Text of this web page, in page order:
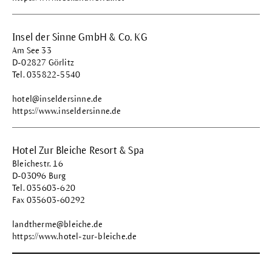
Insel der Sinne GmbH & Co. KG
Am See 33
D-02827 Görlitz
Tel. 035822-5540
hotel@inseldersinne.de
https://www.inseldersinne.de
Hotel Zur Bleiche Resort & Spa
Bleichestr. 16
D-03096 Burg
Tel. 035603-620
Fax 035603-60292
landtherme@bleiche.de
https://www.hotel-zur-bleiche.de